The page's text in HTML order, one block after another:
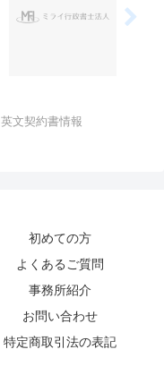
英文契約書情報
初めての方
よくあるご質問
事務所紹介
お問い合わせ
特定商取引法の表記